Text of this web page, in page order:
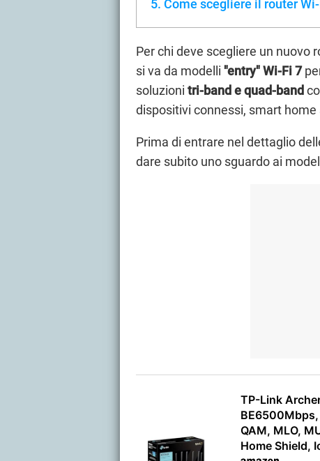
Come scegliere il router
Per chi deve scegliere un nuovo
si va da modelli "entry" Wi-Fi 7
soluzioni tri-band e quad-band
dispositivi connessi, smart
Prima di entrare nel dettaglio
dare subito uno sguardo ai
TP-Link
BE6500Mbps,
QAM, MLO,
Home Shield,